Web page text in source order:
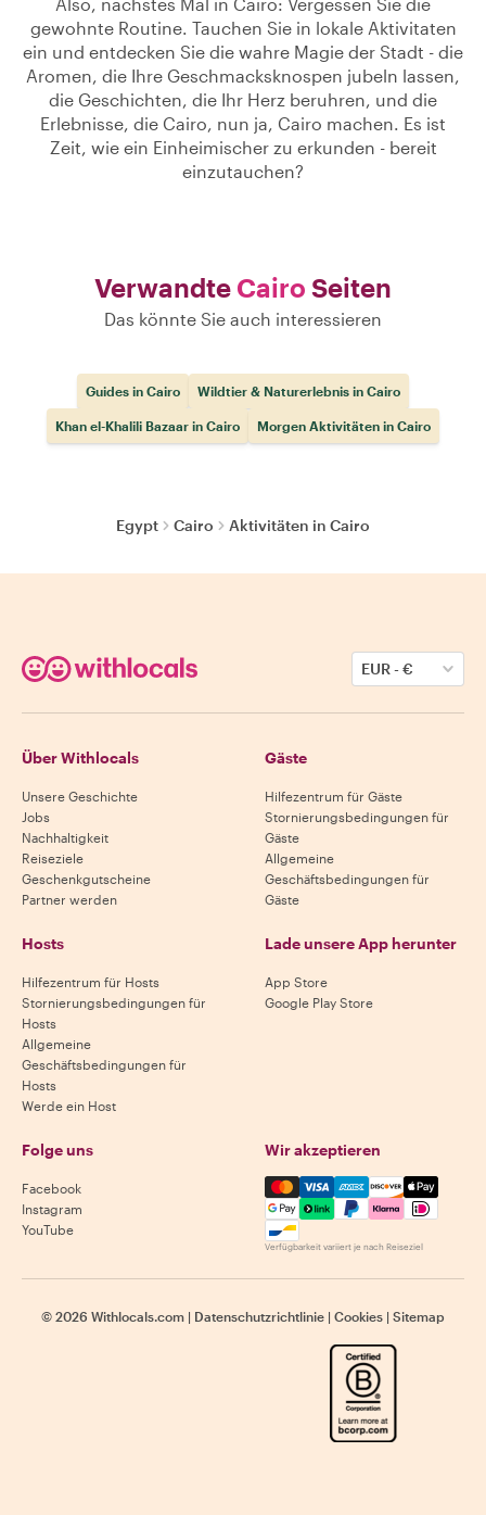
gewohnte Routine. Tauchen Sie in lokale Aktivitaten
ein und entdecken Sie die wahre Magie der Stadt - die
Aromen, die Ihre Geschmacksknospen jubeln lassen,
die Geschichten, die Ihr Herz beruhren, und die
Erlebnisse, die Cairo, nun ja, Cairo machen. Es ist
Zeit, wie ein Einheimischer zu erkunden - bereit
einzutauchen?
Verwandte Cairo Seiten
Das könnte Sie auch interessieren
Guides in Cairo Wildtier & Naturerlebnis in Cairo
Khan el-Khalili Bazaar in Cairo Morgen Aktivitäten in Cairo
Egypt Cairo Aktivitäten in Cairo
EUR-€
Über Withlocals
Unsere Geschichte
Jobs
Nachhaltigkeit
Reiseziele
Geschenkgutscheine
Partner werden
Gäste
Hilfezentrum für Gäste
Stornierungsbedingungen für
Gäste
Allgemeine
Geschäftsbedingungen für
Gäste
Hosts
Hilfezentrum für Hosts
Stornierungsbedingungen für
Hosts
Allgemeine
Geschäftsbedingungen für
Hosts
Werde ein Host
Lade unsere App herunter
App Store
Google Play Store
Folge uns
Facebook
Instagram
YouTube
Wir akzeptieren
Mastercard, Visa, Amex,
Verfügbarkeit variiert je nach Reiseziel
© 2026 Withlocals.com | Datenschutzrichtlinie | Cookies | Sitemap